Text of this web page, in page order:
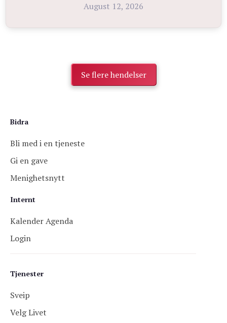
August 12, 2026
Se flere hendelser
Tjenester
Sveip
Velg Livet
Bidra
Bli med i en tjeneste
Gi en gave
Menighetsnytt
Internt
Kalender Agenda
Login